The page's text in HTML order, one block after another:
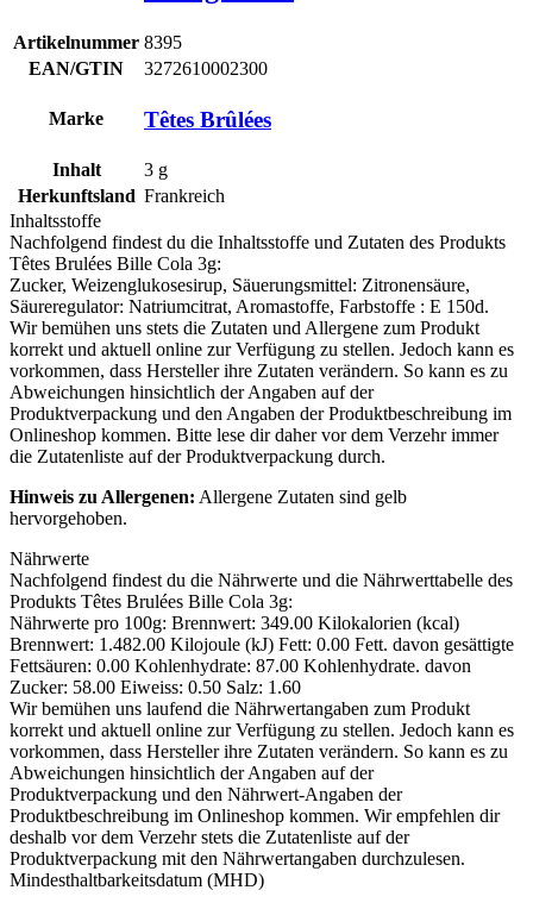
Artikelnummer 8395
EAN/GTIN
3272610002300
Marke Têtes Brûlées
Inhalt 3 g
Herkunftsland Frankreich
Inhaltsstoffe
Nachfolgend findest du die Inhaltsstoffe und Zutaten des Produkts
Têtes Brulées Bille Cola 3g:
Zucker, Weizenglukosesirup, Säuerungsmittel: Zitronensäure,
Säureregulator: Natriumcitrat, Aromastoffe, Farbstoffe : E 150d.
Wir bemühen uns stets die Zutaten und Allergene zum Produkt
korrekt und aktuell online zur Verfügung zu stellen. Jedoch kann es
vorkommen, dass Hersteller ihre Zutaten verändern. So kann es zu
Abweichungen hinsichtlich der Angaben auf der
Produktverpackung und den Angaben der Produktbeschreibung im
Onlineshop kommen. Bitte lese dir daher vor dem Verzehr immer
die Zutatenliste auf der Produktverpackung durch.
Hinweis zu Allergenen: Allergene Zutaten sind gelb
hervorgehoben.
Nährwerte
Nachfolgend findest du die Nährwerte und die Nährwerttabelle des
Produkts Têtes Brulées Bille Cola 3g:
Nährwerte pro 100g: Brennwert: 349.00 Kilokalorien (kcal)
Brennwert: 1.482.00 Kilojoule (kJ) Fett: 0.00 Fett. davon gesättigte
Fettsäuren: 0.00 Kohlenhydrate: 87.00 Kohlenhydrate. davon
Zucker: 58.00 Eiweiss: 0.50 Salz: 1.60
Wir bemühen uns laufend die Nährwertangaben zum Produkt
korrekt und aktuell online zur Verfügung zu stellen. Jedoch kann es
vorkommen, dass Hersteller ihre Zutaten verändern. So kann es zu
Abweichungen hinsichtlich der Angaben auf der
Produktverpackung und den Nährwert-Angaben der
Produktbeschreibung im Onlineshop kommen. Wir empfehlen dir
deshalb vor dem Verzehr stets die Zutatenliste auf der
Produktverpackung mit den Nährwertangaben durchzulesen.
Mindesthaltbarkeitsdatum (MHD)